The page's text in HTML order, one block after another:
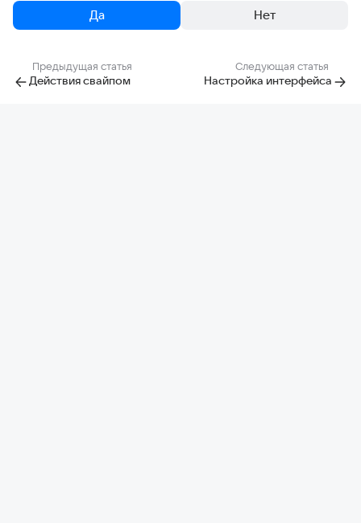
Да Нет
Предыдущая статья
Действия свайпом
Следующая статья
Настройка интерфейса